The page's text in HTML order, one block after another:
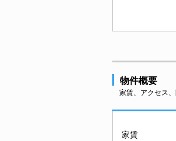
物件概要
家賃、アクセス
家賃